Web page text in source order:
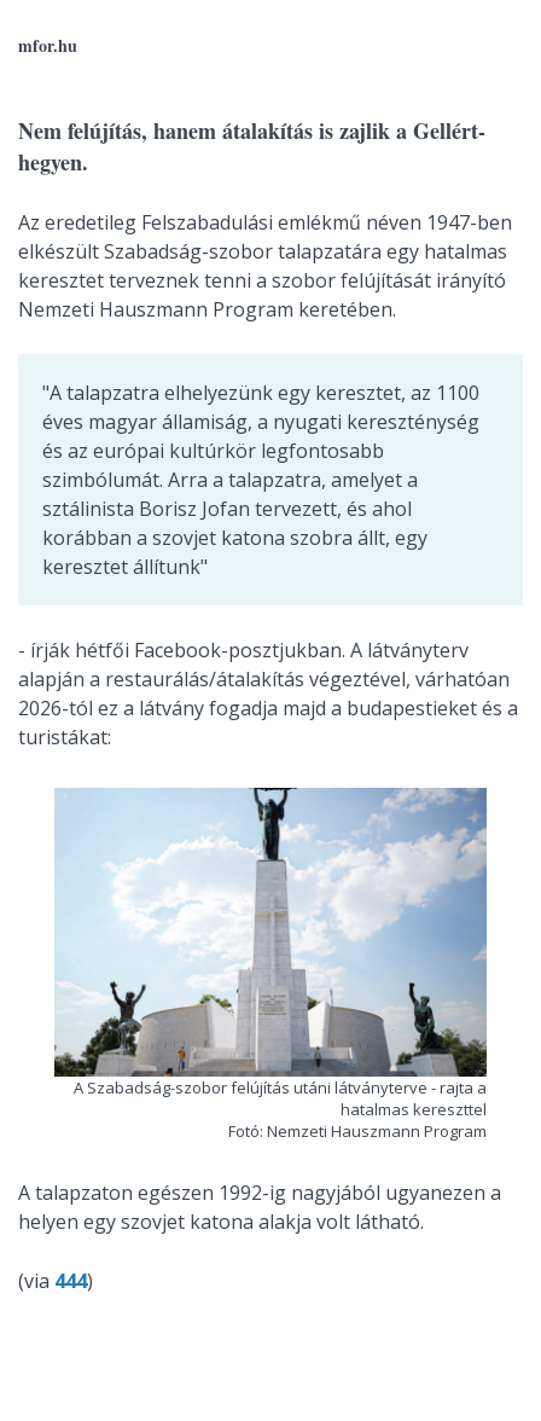
mfor.hu
Nem felújítás, hanem átalakítás is zajlik a Gellért-
hegyen.
Az eredetileg Felszabadulási emlékmű néven 1947-ben
elkészült Szabadság-szobor talapzatára egy hatalmas
keresztet terveznek tenni a szobor felújítását irányító
Nemzeti Hauszmann Program keretében.
"A talapzatra elhelyezünk egy keresztet, az 1100
éves magyar államiság, a nyugati kereszténység
és az európai kultúrkör legfontosabb
szimbólumát. Arra a talapzatra, amelyet a
sztálinista Borisz Jofan tervezett, és ahol
korábban a szovjet katona szobra állt, egy
keresztet állítunk"
- írják hétfői Facebook-posztjukban. A látványterv
alapján a restaurálás/átalakítás végeztével, várhatóan
2026-tól ez a látvány fogadja majd a budapestieket és a
turistákat:
A Szabadság-szobor felújítás utáni látványterve - rajta a
hatalmas kereszttel
Fotó: Nemzeti Hauszmann Program
A talapzaton egészen 1992-ig nagyjából ugyanezen a
helyen egy szovjet katona alakja volt látható.
(via 444)